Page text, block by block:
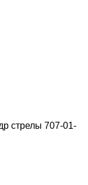
стрелы 707-01-